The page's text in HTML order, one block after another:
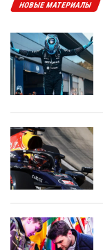
НОВЫЕ МАТЕРИАЛЫ